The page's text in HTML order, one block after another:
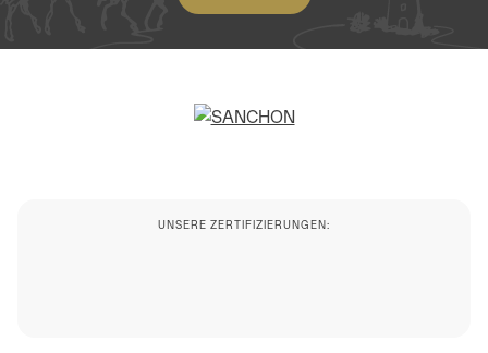
UNSERE ZERTIFIZIERUNGEN: